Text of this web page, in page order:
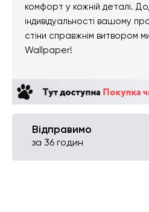
комфорт у кожній деталі.
індивідуальності вашому
стіни справжнім витвором
Wallpaper!
Відправимо
за 36 годин